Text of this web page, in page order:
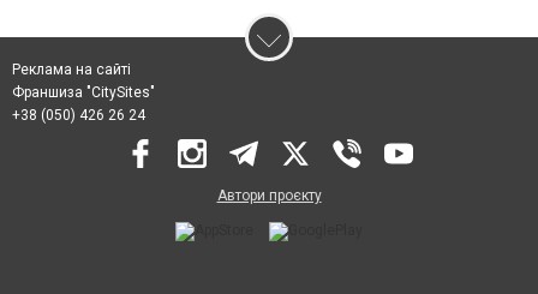
Реклама на сайті
Франшиза "CitySites"
+38 (050) 426 26 24
Автори проєкту